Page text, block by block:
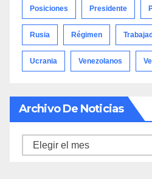
Posiciones Presidente
Rusia Régimen
Ucrania Venezolanos
Archivo De Noticias
Archivo